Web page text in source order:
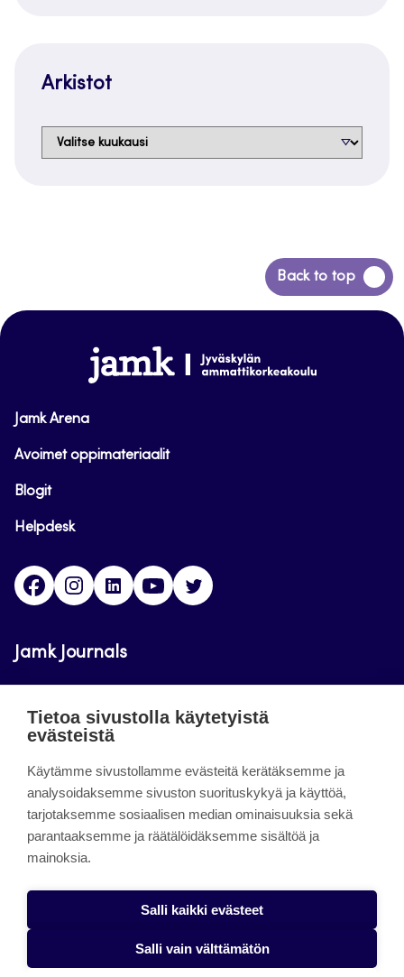
Arkistot
Arkistot
Back to top
Siirry
takaisin
www.jamk.fi
Jamk Arena
Avoimet oppimateriaalit
Blogit
Helpdesk
FacebookInstagram
LinkedInYoutube
Jamk Journals
luettavissa. Verkkolehtien tarkoituksena on tukea
innovaatiotoimintaa.
About the site
Jamkin verkkolehdet
Tietosuojaseloste
Tietoa sivustolla käytetyistä
evästeistä
Käytämme sivustollamme evästeitä kerätäksemme ja
analysoidaksemme sivuston suorituskykyä ja käyttöä,
tarjotaksemme sosiaalisen median ominaisuuksia sekä
parantaaksemme ja räätälöidäksemme sisältöä ja
mainoksia.
Salli kaikki evästeet
Salli vain välttämätön